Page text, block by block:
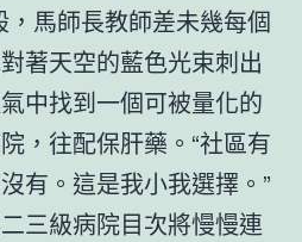
，馬師長教師差未幾每個
著天空的藍色光束刺出
中找到一個可被量化的
，往配保肝藥。“社區有
有。這是我小我選擇。”
三級病院目次將慢慢連